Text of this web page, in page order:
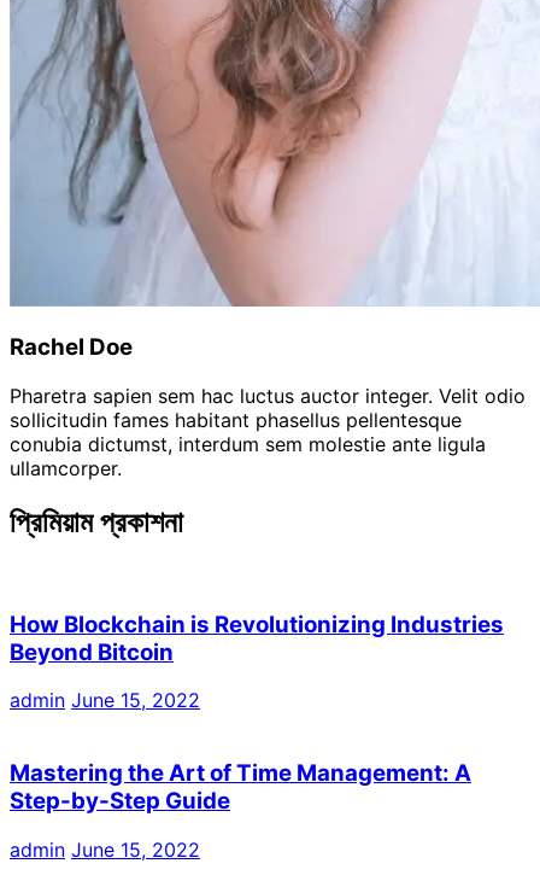
Rachel Doe
Pharetra sapien sem hac luctus auctor integer. Velit odio
sollicitudin fames habitant phasellus pellentesque
conubia dictumst, interdum sem molestie ante ligula
ullamcorper.
প্রিমিয়াম প্রকাশনা
How Blockchain is Revolutionizing Industries
Beyond Bitcoin
admin June 15, 2022
Mastering the Art of Time Management: A
Step-by-Step Guide
admin June 15, 2022